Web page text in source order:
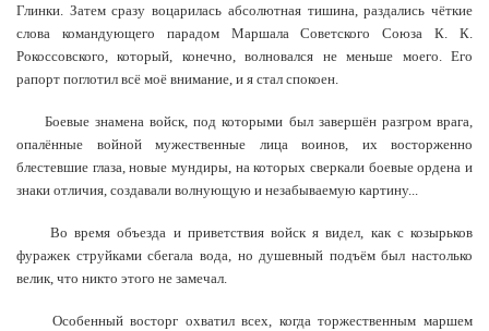
Глинки. Затем сразу воцарилась абсолютная тишина, раздались чёткие
слова командующего парадом Маршала Советского Союза К. К.
Рокоссовского, который, конечно, волновался не меньше моего. Его
рапорт поглотил всё моё внимание, и я стал спокоен.
Боевые знамена войск, под которыми был завершён разгром врага,
опалённые войной мужественные лица воинов, их восторженно
блестевшие глаза, новые мундиры, на которых сверкали боевые ордена и
знаки отличия, создавали волнующую и незабываемую картину...
Во время объезда и приветствия войск я видел, как с козырьков
фуражек струйками сбегала вода, но душевный подъём был настолько
велик, что никто этого не замечал.
Особенный восторг охватил всех, когда торжественным маршем